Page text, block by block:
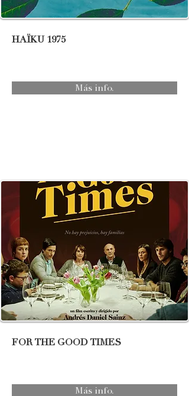
HAÏKU 1975
Más info.
FOR THE GOOD TIMES
Más info.